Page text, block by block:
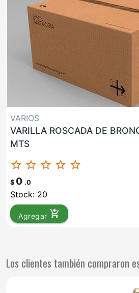
VARIOS
VARILLA ROSCADA DE
MTS
star_border star_border star_border star_border star_border
$ 0 .0
Stock: 20
Agregar add_shopping_cart
Los clientes también compraron